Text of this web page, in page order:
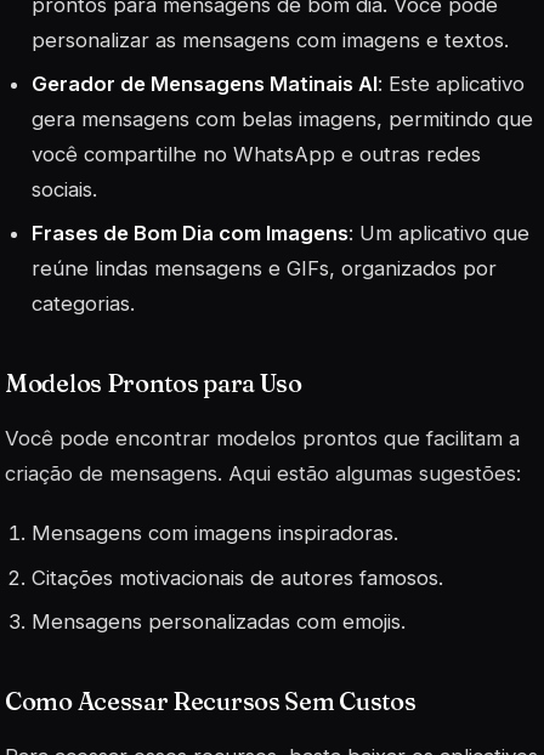
personalizar as mensagens com imagens e textos.
Gerador de Mensagens Matinais AI: Este aplicativo
gera mensagens com belas imagens, permitindo que
você compartilhe no WhatsApp e outras redes
sociais.
Frases de Bom Dia com Imagens: Um aplicativo que
reúne lindas mensagens e GIFs, organizados por
categorias.
Modelos Prontos para Uso
Você pode encontrar modelos prontos que facilitam a
criação de mensagens. Aqui estão algumas sugestões:
Mensagens com imagens inspiradoras.
Citações motivacionais de autores famosos.
Mensagens personalizadas com emojis.
Como Acessar Recursos Sem Custos